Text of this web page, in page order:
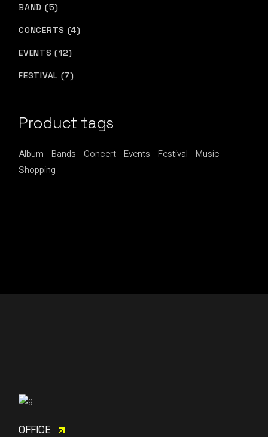
BAND
55
PRODUCTS
CONCERTS
44
PRODUCTS
EVENTS
1212
PRODUCTS
FESTIVAL
77
PRODUCTS
Product tags
Album Bands Concert Events Festival
Music
Shopping
OFFICE